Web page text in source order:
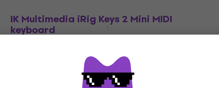
IK Multimedia iRig Keys 2 Mini MIDI
keyboard